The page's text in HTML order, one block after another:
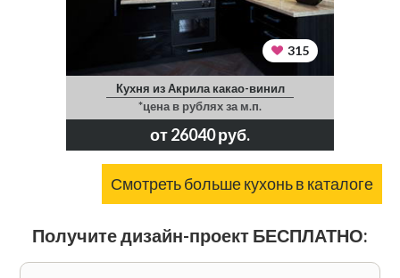
315
Кухня из Акрила какао-винил
*цена в рублях за м.п.
от 26040 руб.
Смотреть больше кухонь в каталоге
Получите дизайн-проект БЕСПЛАТНО: